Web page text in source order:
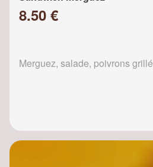
8.50 €
Merguez, salade, poivrons